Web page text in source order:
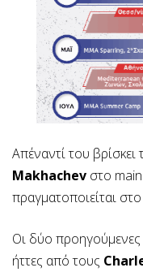
Απέναντί του
Makhachev στο
πραγματοποιείται
Οι δύο
ήττες από τους